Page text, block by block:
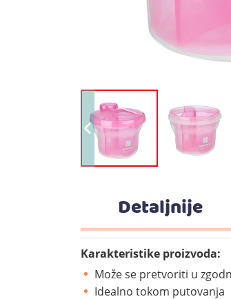
Detaljnije
Karakteristike proizvoda:
Može se pretvoriti u
Idealno tokom putovanja